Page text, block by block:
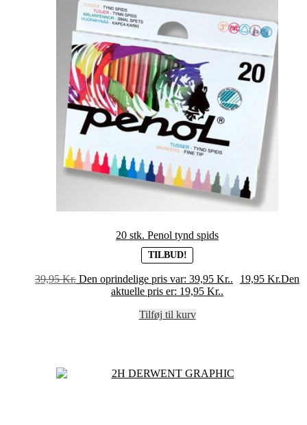
20 stk. Penol tynd spids
TILBUD!
39,95Kr. Den oprindelige pris var: 39,95 Kr.. 19,95 Kr.Den
aktuelle pris er: 19,95 Kr..
Tilføj til kurv